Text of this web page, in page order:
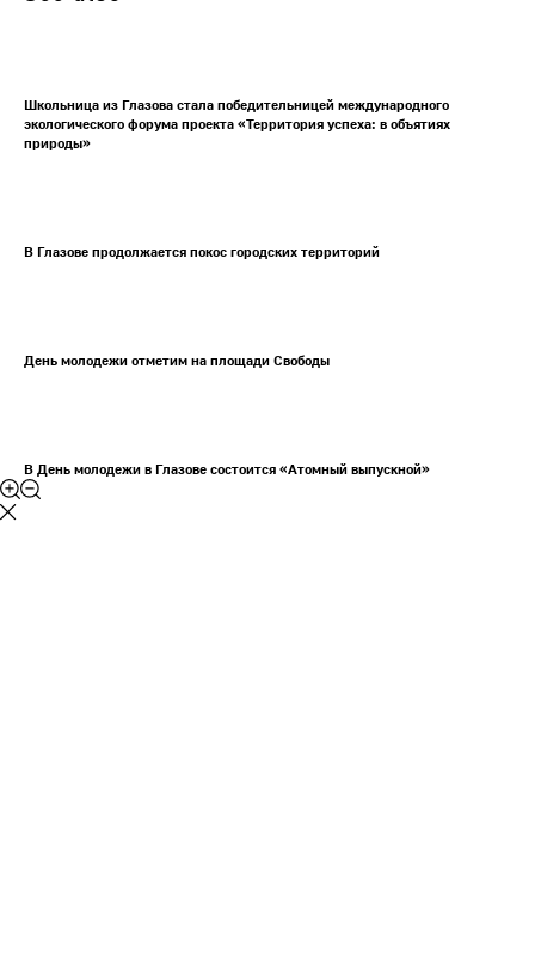
Школьница из Глазова стала победительницей международного
экологического форума проекта «Территория успеха: в объятиях
природы»
В Глазове продолжается покос городских территорий
День молодежи отметим на площади Свободы
В День молодежи в Глазове состоится «Атомный выпускной»